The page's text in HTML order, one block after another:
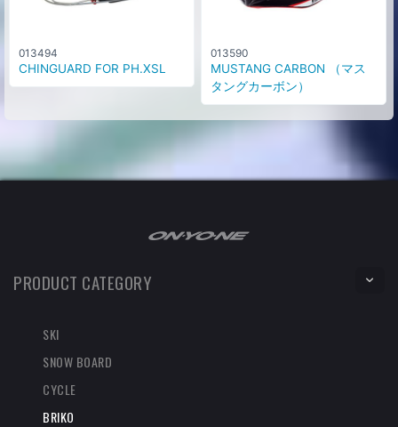
013494
CHINGUARD FOR PH.XSL
013590
MUSTANG CARBON （マス
タングカーボン）
PRODUCT CATEGORY
SKI
SNOW BOARD
CYCLE
BRIKO